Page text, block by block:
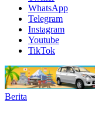
WhatsApp
Telegram
Instagram
Youtube
TikTok
Berita